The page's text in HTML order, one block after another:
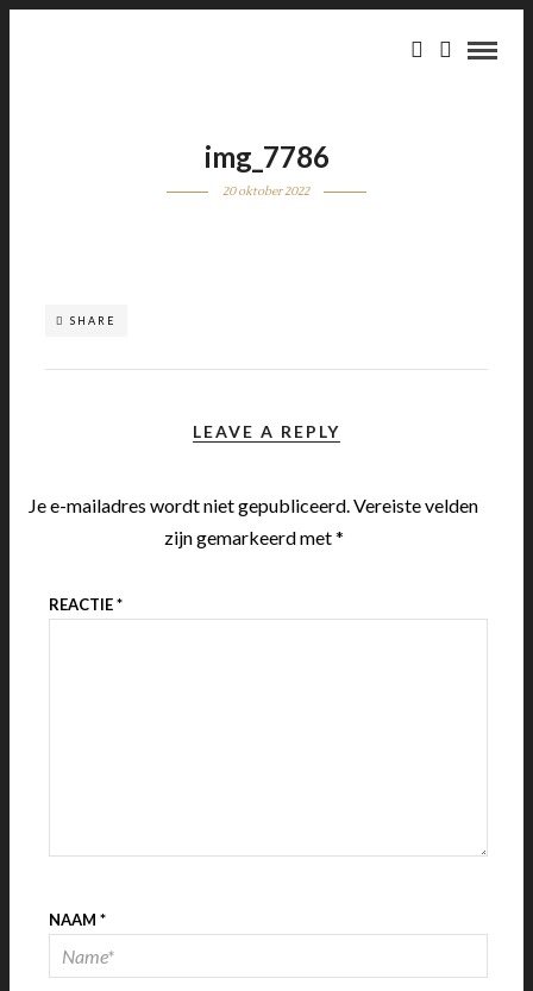
img_7786
20 oktober 2022
SHARE
LEAVE A REPLY
Je e-mailadres wordt niet gepubliceerd.Vereiste velden
zijn gemarkeerd met*
REACTIE*
NAAM *